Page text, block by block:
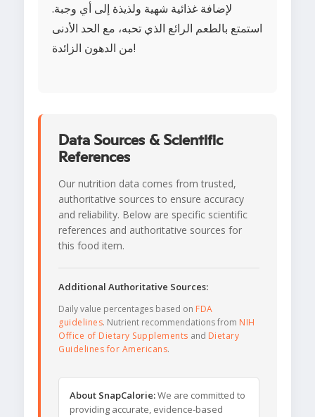
لإضافة غذائية شهية ولذيذة إلى أي وجبة.
استمتع بالطعم الرائع الذي تحبه، مع الحد الأدنى
من الدهون الزائدة!
Data Sources & Scientific
References
Our nutrition data comes from trusted,
authoritative sources to ensure accuracy
and reliability. Below are specific scientific
references and authoritative sources for
this food item.
Additional Authoritative Sources:
Daily value percentages based on FDA
guidelines. Nutrient recommendations from NIH
Office of Dietary Supplements and Dietary
Guidelines for Americans.
About SnapCalorie:We are committed to
providing accurate, evidence-based